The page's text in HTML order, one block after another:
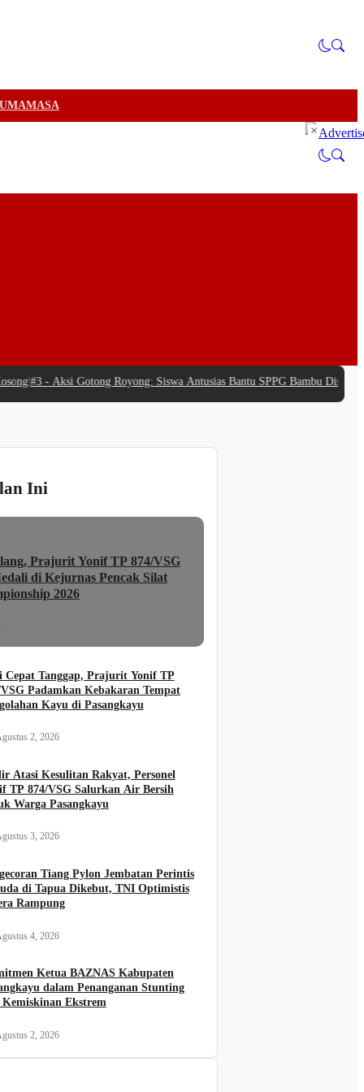
MAMASA
|#3 -Aksi Gotong Royong: Siswa Antusias Bantu SPPG Bambu
Ini
Prajurit Yonif TP 874/VSG
di Kejurnas Pencak Silat
2026
Cepat Tanggap, Prajurit Yonif TP
Padamkan Kebakaran Tempat
Kayu di Pasangkayu
2, 2026
Atasi Kesulitan Rakyat, Personel
TP 874/VSG Salurkan Air Bersih
Warga Pasangkayu
3, 2026
Tiang Pylon Jembatan Perintis
di Tapua Dikebut, TNI Optimistis
Rampung
4, 2026
Ketua BAZNAS Kabupaten
dalam Penanganan Stunting
Kemiskinan Ekstrem
2, 2026
×